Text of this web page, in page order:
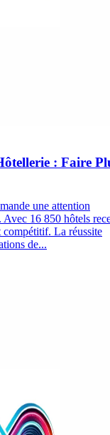
: Faire
une attention
16 850 hôtels
compétitif. La réussite
de...